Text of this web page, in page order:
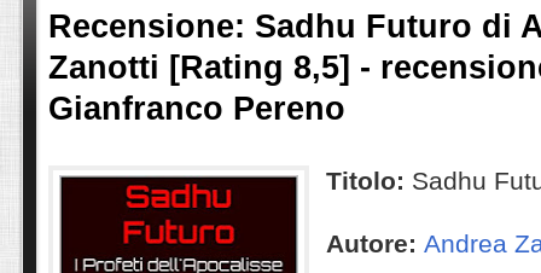
Recensione: Sadhu Futuro di
Zanotti [Rating 8,5] -
Gianfranco Pereno
Titolo: Sadhu
Autore:Andrea